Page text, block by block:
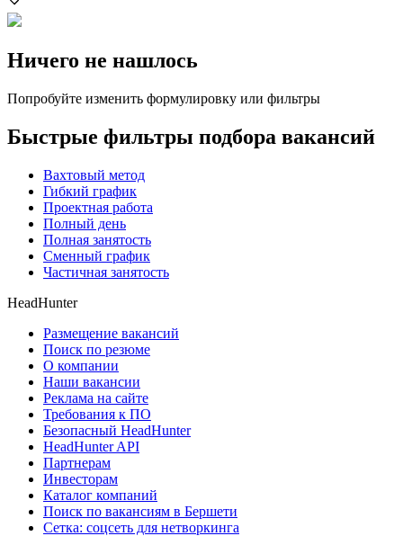
Ничего не нашлось
Попробуйте изменить формулировку или фильтры
Быстрые фильтры подбора вакансий
Вахтовый метод
Гибкий график
Проектная работа
Полный день
Полная занятость
Сменный график
Частичная занятость
HeadHunter
Размещение вакансий
Поиск по резюме
О компании
Наши вакансии
Реклама на сайте
Требования к ПО
Безопасный HeadHunter
HeadHunter API
Партнерам
Инвесторам
Каталог компаний
Поиск по вакансиям в Бершети
Сетка: соцсеть для нетворкинга